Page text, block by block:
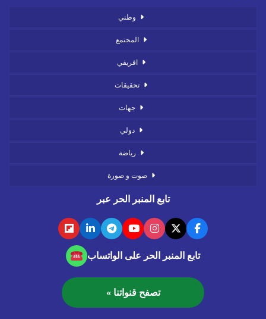
وطني
المجتمع
افريقي
تحقيقات
جهات
دولي
رياضة
صوت و صورة
تابع المنبر الحر عبر
تابع المنبر الحر على الواتساب
تصفح قنواتنا »